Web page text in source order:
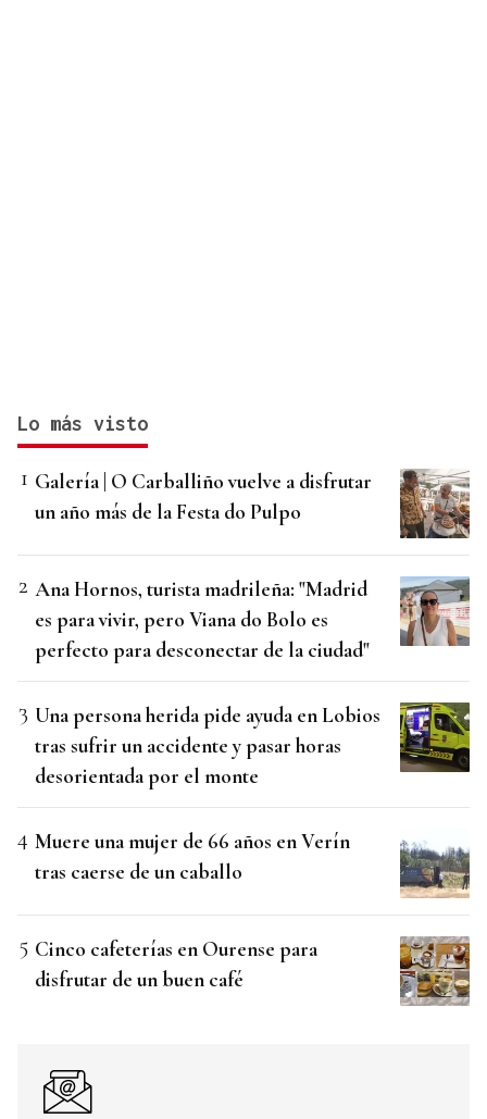
Lo más visto
Galería | O Carballiño vuelve a disfrutar
un año más de la Festa do Pulpo
Ana Hornos, turista madrileña: "Madrid
es para vivir, pero Viana do Bolo es
perfecto para desconectar de la ciudad"
Una persona herida pide ayuda en Lobios
tras sufrir un accidente y pasar horas
desorientada por el monte
Muere una mujer de 66 años en Verín
tras caerse de un caballo
Cinco cafeterías en Ourense para
disfrutar de un buen café